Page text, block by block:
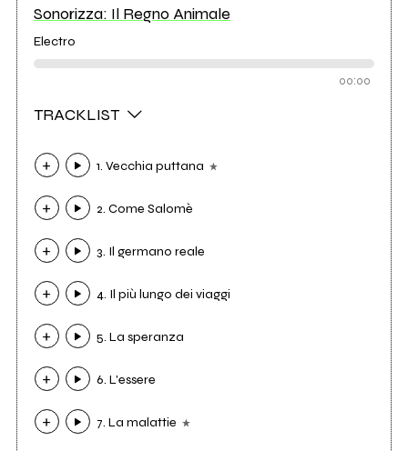
Sonorizza: Il Regno Animale
Electro
00:00
TRACKLIST
1. Vecchia puttana
2. Come Salomè
3. Il germano reale
4. Il più lungo dei viaggi
5. La speranza
6. L'essere
7. La malattie